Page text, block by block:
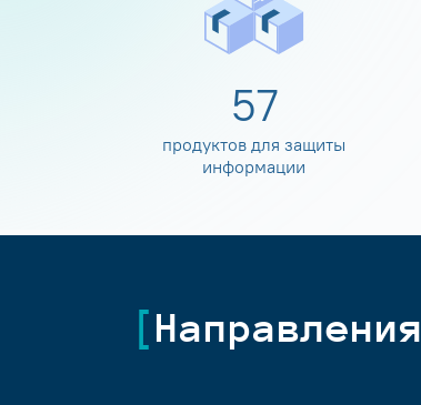
60
продуктов для защиты
информации
Направления